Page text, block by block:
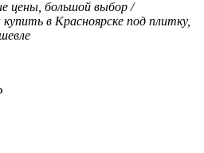
цены, большой выбор /
в Красноярске под плитку,